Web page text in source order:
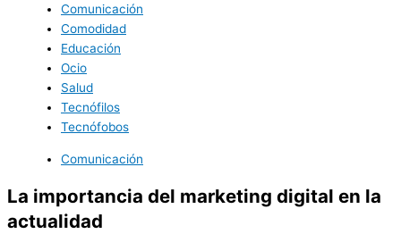
Comunicación
Comodidad
Educación
Ocio
Salud
Tecnófilos
Tecnófobos
Comunicación
La importancia del marketing digital en la
actualidad